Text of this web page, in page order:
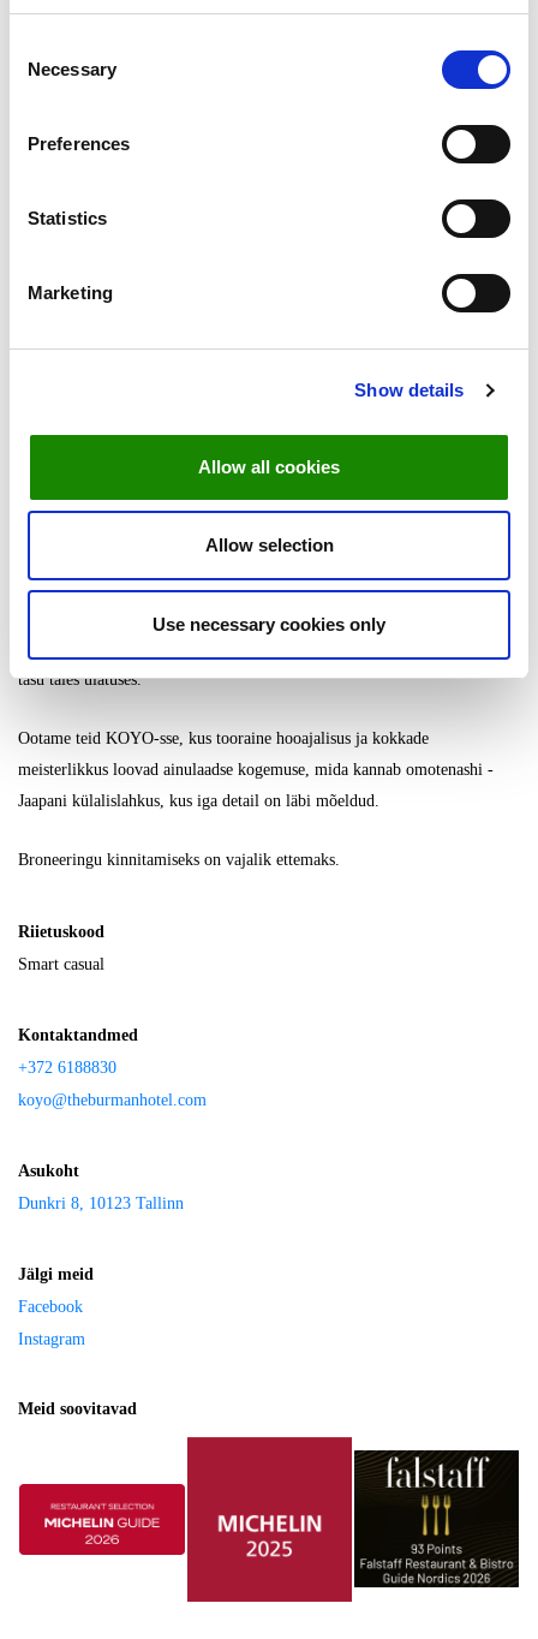
Selection
Necessary
Preferences
Statistics
Marketing
Show details
Allow all cookies
Allow selection
Use necessary cookies only
kõiki erisoove arvestada. Palume allergiatest teavitada vähemalt 72 tundi
määratud ning hilinenud külalisi ei ole kahjuks võimalik teenindada.
Hinnad sisaldavad käibemaksu. Lõpparvele lisandub 10% teenindustasu.
tasu täies ulatuses.
Ootame teid KOYO-sse, kus tooraine hooajalisus ja kokkade
meisterlikkus loovad ainulaadse kogemuse, mida kannab omotenashi -
Jaapani külalislahkus, kus iga detail on läbi mõeldud.
Broneeringu kinnitamiseks on vajalik ettemaks.
Riietuskood
Smart casual
Kontaktandmed
+372 6188830
koyo@theburmanhotel.com
Asukoht
Dunkri 8, 10123 Tallinn
Jälgi meid
Facebook
Instagram
Meid soovitavad